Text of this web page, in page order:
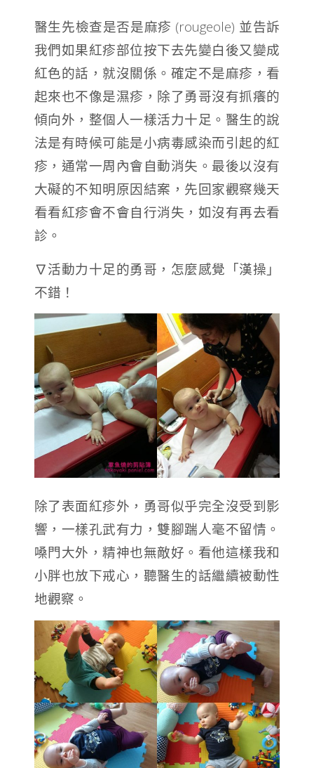
醫生先檢查是否是麻疹 (rougeole) 並告訴
我們如果紅疹部位按下去先變白後又變成
紅色的話，就沒關係。確定不是麻疹，看
起來也不像是濕疹，除了勇哥沒有抓癢的
傾向外，整個人一樣活力十足。醫生的說
法是有時候可能是小病毒感染而引起的紅
疹，通常一周內會自動消失。最後以沒有
大礙的不知明原因結案，先回家觀察幾天
看看紅疹會不會自行消失，如沒有再去看
診。
∇活動力十足的勇哥，怎麼感覺「漢操」
不錯！
除了表面紅疹外，勇哥似乎完全沒受到影
響，一樣孔武有力，雙腳踹人毫不留情。
嗓門大外，精神也無敵好 。看他這樣我和
小胖也放下戒心，聽醫生的話繼續被動性
地觀察。